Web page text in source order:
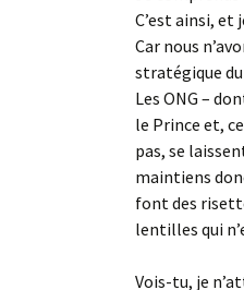
C’est ainsi, et
Car nous
stratégique
Les ONG –
le Prince et,
pas, se
maintiens
font des
lentilles qui
Vois-tu, je